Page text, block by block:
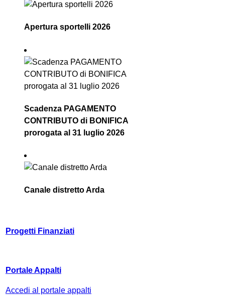
Apertura sportelli 2026
Scadenza PAGAMENTO
CONTRIBUTO di BONIFICA
prorogata al 31 luglio 2026
Canale distretto Arda
Progetti Finanziati
Portale Appalti
Accedi al portale appalti